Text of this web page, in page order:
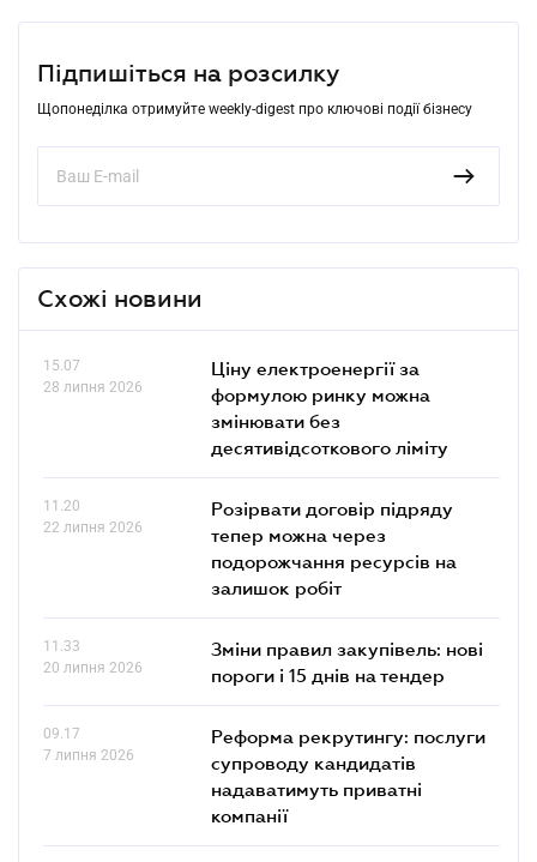
Підпишіться на розсилку
Щопонеділка отримуйте weekly-digest про ключові події бізнесу
Схожі новини
15.07
28 липня 2026
Ціну електроенергії за
формулою ринку можна
змінювати без
десятивідсоткового ліміту
11.20
22 липня 2026
Розірвати договір підряду
тепер можна через
подорожчання ресурсів на
залишок робіт
11.33
20 липня 2026
Зміни правил закупівель: нові
пороги і 15 днів на тендер
09.17
7 липня 2026
Реформа рекрутингу: послуги
супроводу кандидатів
надаватимуть приватні
компанії